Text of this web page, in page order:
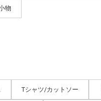
物
Tシャツ/カットソー